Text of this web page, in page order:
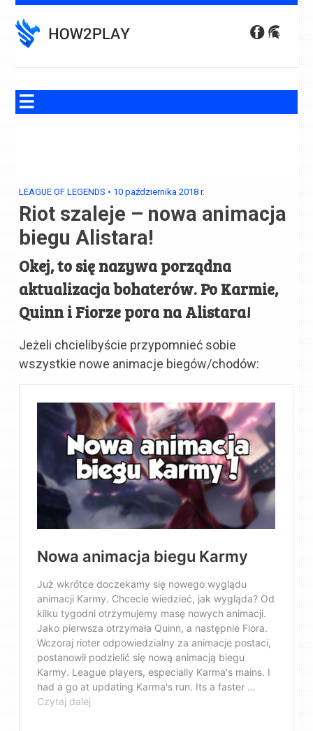
to
content
LEAGUE OF LEGENDS • 10 października 2018 r.
Riot szaleje – nowa animacja
biegu Alistara!
Okej, to się nazywa porządna
aktualizacja bohaterów. Po Karmie,
Quinn i Fiorze pora na Alistara!
Jeżeli chcielibyście przypomnieć sobie
wszystkie nowe animacje biegów/chodów: